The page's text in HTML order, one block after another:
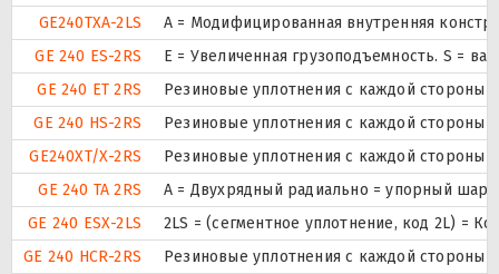
GE240TXA-2LS
A = Модифицированная внутренняя
GE 240 ES-2RS
E = Увеличенная грузоподъемность. S =
GE 240 ET 2RS
Резиновые уплотнения с каждой стороны
GE 240 HS-2RS
Резиновые уплотнения с каждой стороны
GE240XT/X-2RS
Резиновые уплотнения с каждой стороны
GE 240 TA 2RS
A = Двухрядный радиально = упорный
GE 240 ESX-2LS
2LS = (сегментное уплотнение, код 2L) =
GE 240 HCR-2RS
Резиновые уплотнения с каждой стороны